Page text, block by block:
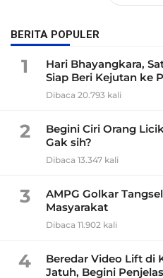
BERITA POPULER
1
Hari Bhayangkara,
Siap Beri Kejutan ke
Dibaca 20.793 kali
2
Begini Ciri Orang
Gak sih?
Dibaca 13.347 kali
3
AMPG Golkar
Masyarakat
Dibaca 11.902 kali
4
Beredar Video Lift di
Jatuh, Begini